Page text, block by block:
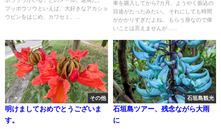
ブッポウソウといえば、大好きなアカショ
ウビンをはじめ、カワセミ、...
車を購入してから7カ月、ようやく振込の
目途がたったみたい。 それにしても時間
がかかりすぎだよね。 もらう身なので偉
いことは言えませんが…...
その他
明けましておめでとうございま
す。
石垣島観光
石垣島ツアー、残念ながら大雨
に